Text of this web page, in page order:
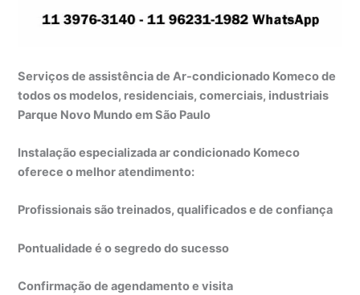
Serviços de assistência de Ar-condicionado Komeco de
todos os modelos, residenciais, comerciais, industriais
Parque Novo Mundo em São Paulo
Instalação especializada ar condicionado Komeco
oferece o melhor atendimento:
Profissionais são treinados, qualificados e de confiança
Pontualidade é o segredo do sucesso
Confirmação de agendamento e visita